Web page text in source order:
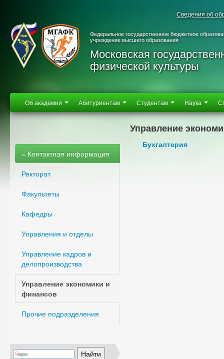
Сведения об
Федеральное государственное бюджетное
учреждение высшего образования
Московская
физической культуры
Об академии Абитуриентам Студентам Наука
« Контактная информация
Ректорат
Факультеты
Кафедры
Управления и отделы
Управление кадров и
делопроизводства
Управление экономики и
финансов
Прочие подразделения
Управление
Бухгалтерия